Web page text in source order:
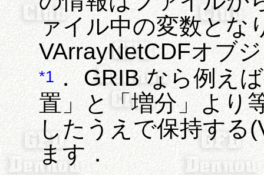
ァイル中の変数とな
VArrayNetCDFオブ
*1． GRIB なら例え
置」と「増分」より
したうえで保持する
ます．